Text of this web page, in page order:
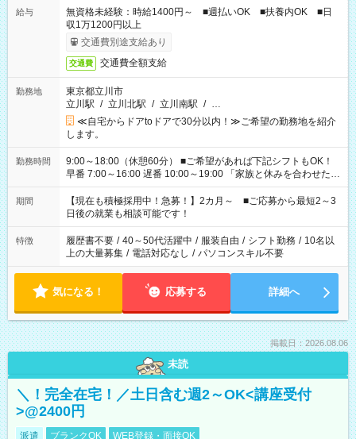
給与
無資格未経験：時給1400円～ ■週払いOK ■扶養内OK ■日
収1万1200円以上
交通費別途支給あり
交通費 交通費全額支給
勤務地
東京都立川市
立川駅 / 立川北駅 / 立川南駅 / …
≪自宅からドアtoドアで30分以内！≫ご希望の勤務地を紹介
します。
勤務時間
9:00～18:00（休憩60分） ■ご希望があれば下記シフトもOK！
早番 7:00～16:00 遅番 10:00～19:00 「家族と休みを合わせた
い」 「余裕を持って夕飯の準備がしたい」 「できれば残業はし
たくない」 など、ご希望を教えてくださいね。 ※Wワーク希望
の方へ 今ご覧のお仕事で希望する勤務時間と、もう1つのお仕事
の勤務時間。 合計で週40時間を超える場合は応募できません。
期間
【現在も積極採用中！急募！】2カ月～ ■ご応募から最短2～3
日後の就業も相談可能です！
特徴 履歴書不要 / 40～50代活躍中 / 服装自由 / シフト勤務 / 10名以
上の大量募集 / 電話対応なし / パソコンスキル不要
気になる！ 応募する 詳細へ
掲載日：2026.08.06
未読
＼！完全在宅！／土日含む週2～OK<講座受付
>@2400円
派遣 ブランクOK WEB登録・面接OK